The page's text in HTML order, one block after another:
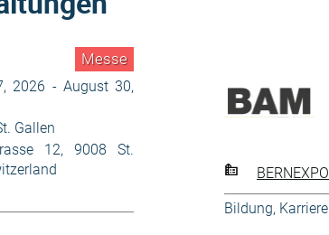
Messe
2026 - August 30,
Gallen
12, 9008 St.
BERNEXPO
Bildung, Karriere